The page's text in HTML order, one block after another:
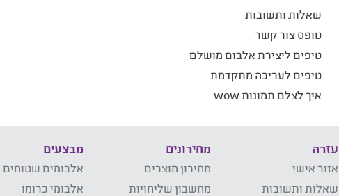
שאלות ותשובות
טופס צור קשר
טיפים ליצירת אלבום מושלם
טיפים לעריכה מתקדמת
איך לצלם תמונות wow
עזרה
אזור אישי
שאלות ותשובות
מחירונים
מחירון מוצרים
מחשבון שליחויות
מבצעים
אלבומים שטוחים
אלבומי כרומו